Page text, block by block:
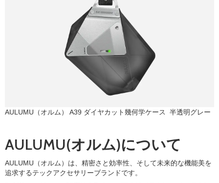
AULUMU（オルム） A39 ダイヤカット幾何学ケース 半透明グレー
AULUMU(オルム)について
AULUMU（オルム）は、精密さと効率性、そして未来的な機能美を
追求するテックアクセサリーブランドです。